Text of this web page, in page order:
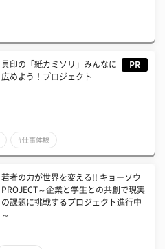
貝印の「紙カミソリ」みんなに
広めよう！プロジェクト
PR
#仕事体験
若者の力が世界を変える!! キョーソウ
PROJECT～企業と学生との共創で現実
の課題に挑戦するプロジェクト進行中
～